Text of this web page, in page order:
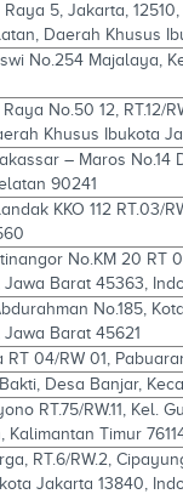
5, Jakarta,
Daerah Khusus
No.254 Majalaya,
No.50 12, RT.12/
Khusus Ibukota
– Maros No.14
90241
KKO 112 RT.03/
No.KM 20 RT
Jawa Barat 45363,
No.185,
Barat 45621
RT 04/RW 01,
Desa Banjar,
RT.75/RW.11, Kel.
Kalimantan Timur
RT.6/RW.2,
Jakarta 13840,